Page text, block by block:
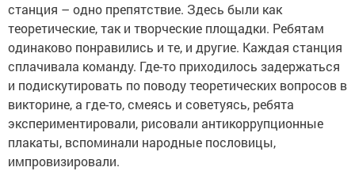
станция – одно препятствие. Здесь были как
теоретические, так и творческие площадки. Ребятам
одинаково понравились и те, и другие. Каждая станция
сплачивала команду. Где-то приходилось задержаться
и подискутировать по поводу теоретических вопросов в
викторине, а где-то, смеясь и советуясь, ребята
экспериментировали, рисовали антикоррупционные
плакаты, вспоминали народные пословицы,
импровизировали.